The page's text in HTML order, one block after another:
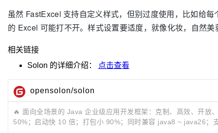
虽然 FastExcel 支持自定义样式，但别过度使用，比如给
的 Excel 可能打不开。样式设置要适度，就像化妆，自然美
相关链接
Solon 的详细介绍： 点击查看
opensolon/solon
🔥 面向全场景的 Java 企业级应用开发框架：克制、高效、开放
50%；启动快 10 倍；打包小 90%；同时兼容 java8 ~ java26；